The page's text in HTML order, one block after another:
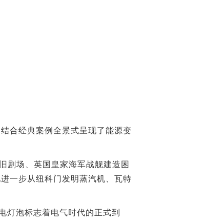
合经典案例全景式呈现了能源变
剧场、英国皇家海军战舰建造困
一步从纽科门发明蒸汽机、瓦特
灯泡标志着电气时代的正式到